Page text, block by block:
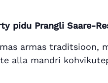
pidu Prangli Saare-
armas traditsioon,
alla mandri